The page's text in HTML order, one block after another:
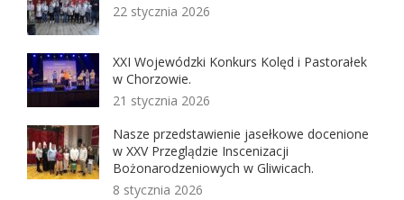
22 stycznia 2026
XXI Wojewódzki Konkurs Kolęd i Pastorałek
w Chorzowie.
21 stycznia 2026
Nasze przedstawienie jasełkowe docenione
w XXV Przeglądzie Inscenizacji
Bożonarodzeniowych w Gliwicach.
8 stycznia 2026